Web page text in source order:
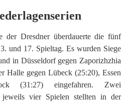
der Dresdner überdauerte die fünf
und 17. Spieltag. Es wurden Siege
in Düsseldorf gegen Zaporizhzhia
Halle gegen Lübeck (25:20), Essen
(31:27) eingefahren. Zwei
jeweils vier Spielen stellten in der